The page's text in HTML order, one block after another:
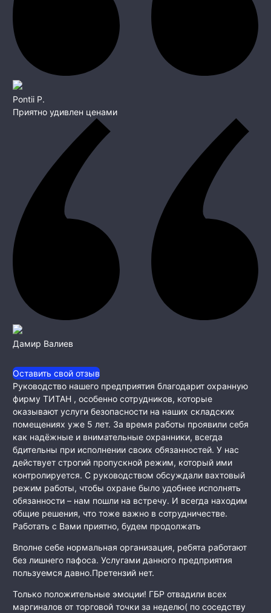
Pontii P.
Приятно удивлен ценами
Дамир Валиев
Оставить свой отзыв
Руководство нашего предприятия благодарит охранную
фирму ТИТАН , особенно сотрудников, которые
оказывают услуги безопасности на наших складских
помещениях уже 5 лет. За время работы проявили себя
как надёжные и внимательные охранники, всегда
бдительны при исполнении своих обязанностей. У нас
действует строгий пропускной режим, который ими
контролируется. С руководством обсуждали вахтовый
режим работы, чтобы охране было удобнее исполнять
обязанности – нам пошли на встречу. И всегда находим
общие решения, что тоже важно в сотрудничестве.
Работать с Вами приятно, будем продолжать
Вполне себе нормальная организация, ребята работают
без лишнего пафоса. Услугами данного предприятия
пользуемся давно.Претензий нет.
Только положительные эмоции! ГБР отвадили всех
маргиналов от торговой точки за неделю( по соседству